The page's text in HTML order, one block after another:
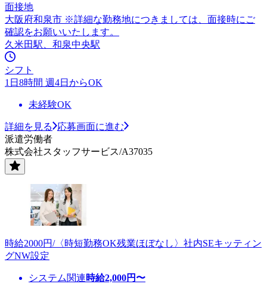
面接地
大阪府和泉市 ※詳細な勤務地につきましては、面接時にご
確認をお願いいたします。
久米田駅、和泉中央駅
シフト
1日8時間 週4日からOK
未経験OK
詳細を見る
応募画面に進む
派遣労働者
株式会社スタッフサービス/A37035
時給2000円/〈時短勤務OK残業ほぼなし〉社内SEキッティン
グNW設定
システム関連時給2,000円〜